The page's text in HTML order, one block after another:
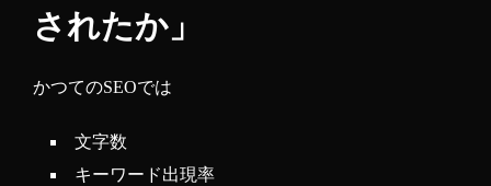
されたか」
かつてのSEOでは
文字数
キーワード出現率